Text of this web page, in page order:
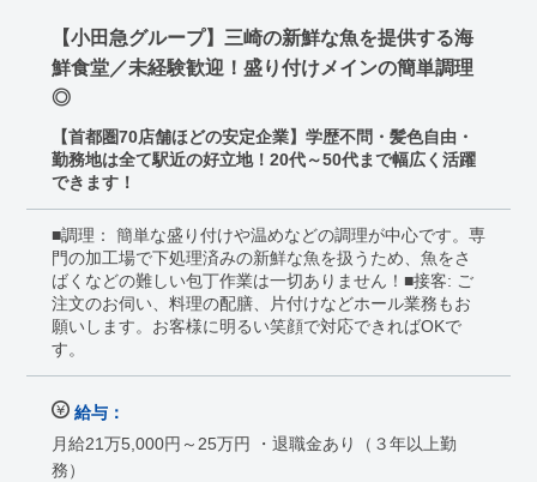
【小田急グループ】三崎の新鮮な魚を提供する海
鮮食堂／未経験歓迎！盛り付けメインの簡単調理
◎
【首都圏70店舗ほどの安定企業】学歴不問・髪色自由・
勤務地は全て駅近の好立地！20代～50代まで幅広く活躍
できます！
■調理： 簡単な盛り付けや温めなどの調理が中心です。専
門の加工場で下処理済みの新鮮な魚を扱うため、魚をさ
ばくなどの難しい包丁作業は一切ありません！■接客: ご
注文のお伺い、料理の配膳、片付けなどホール業務もお
願いします。お客様に明るい笑顔で対応できればOKで
す。
給与：
月給21万5,000円～25万円 ・退職金あり（３年以上勤
務）